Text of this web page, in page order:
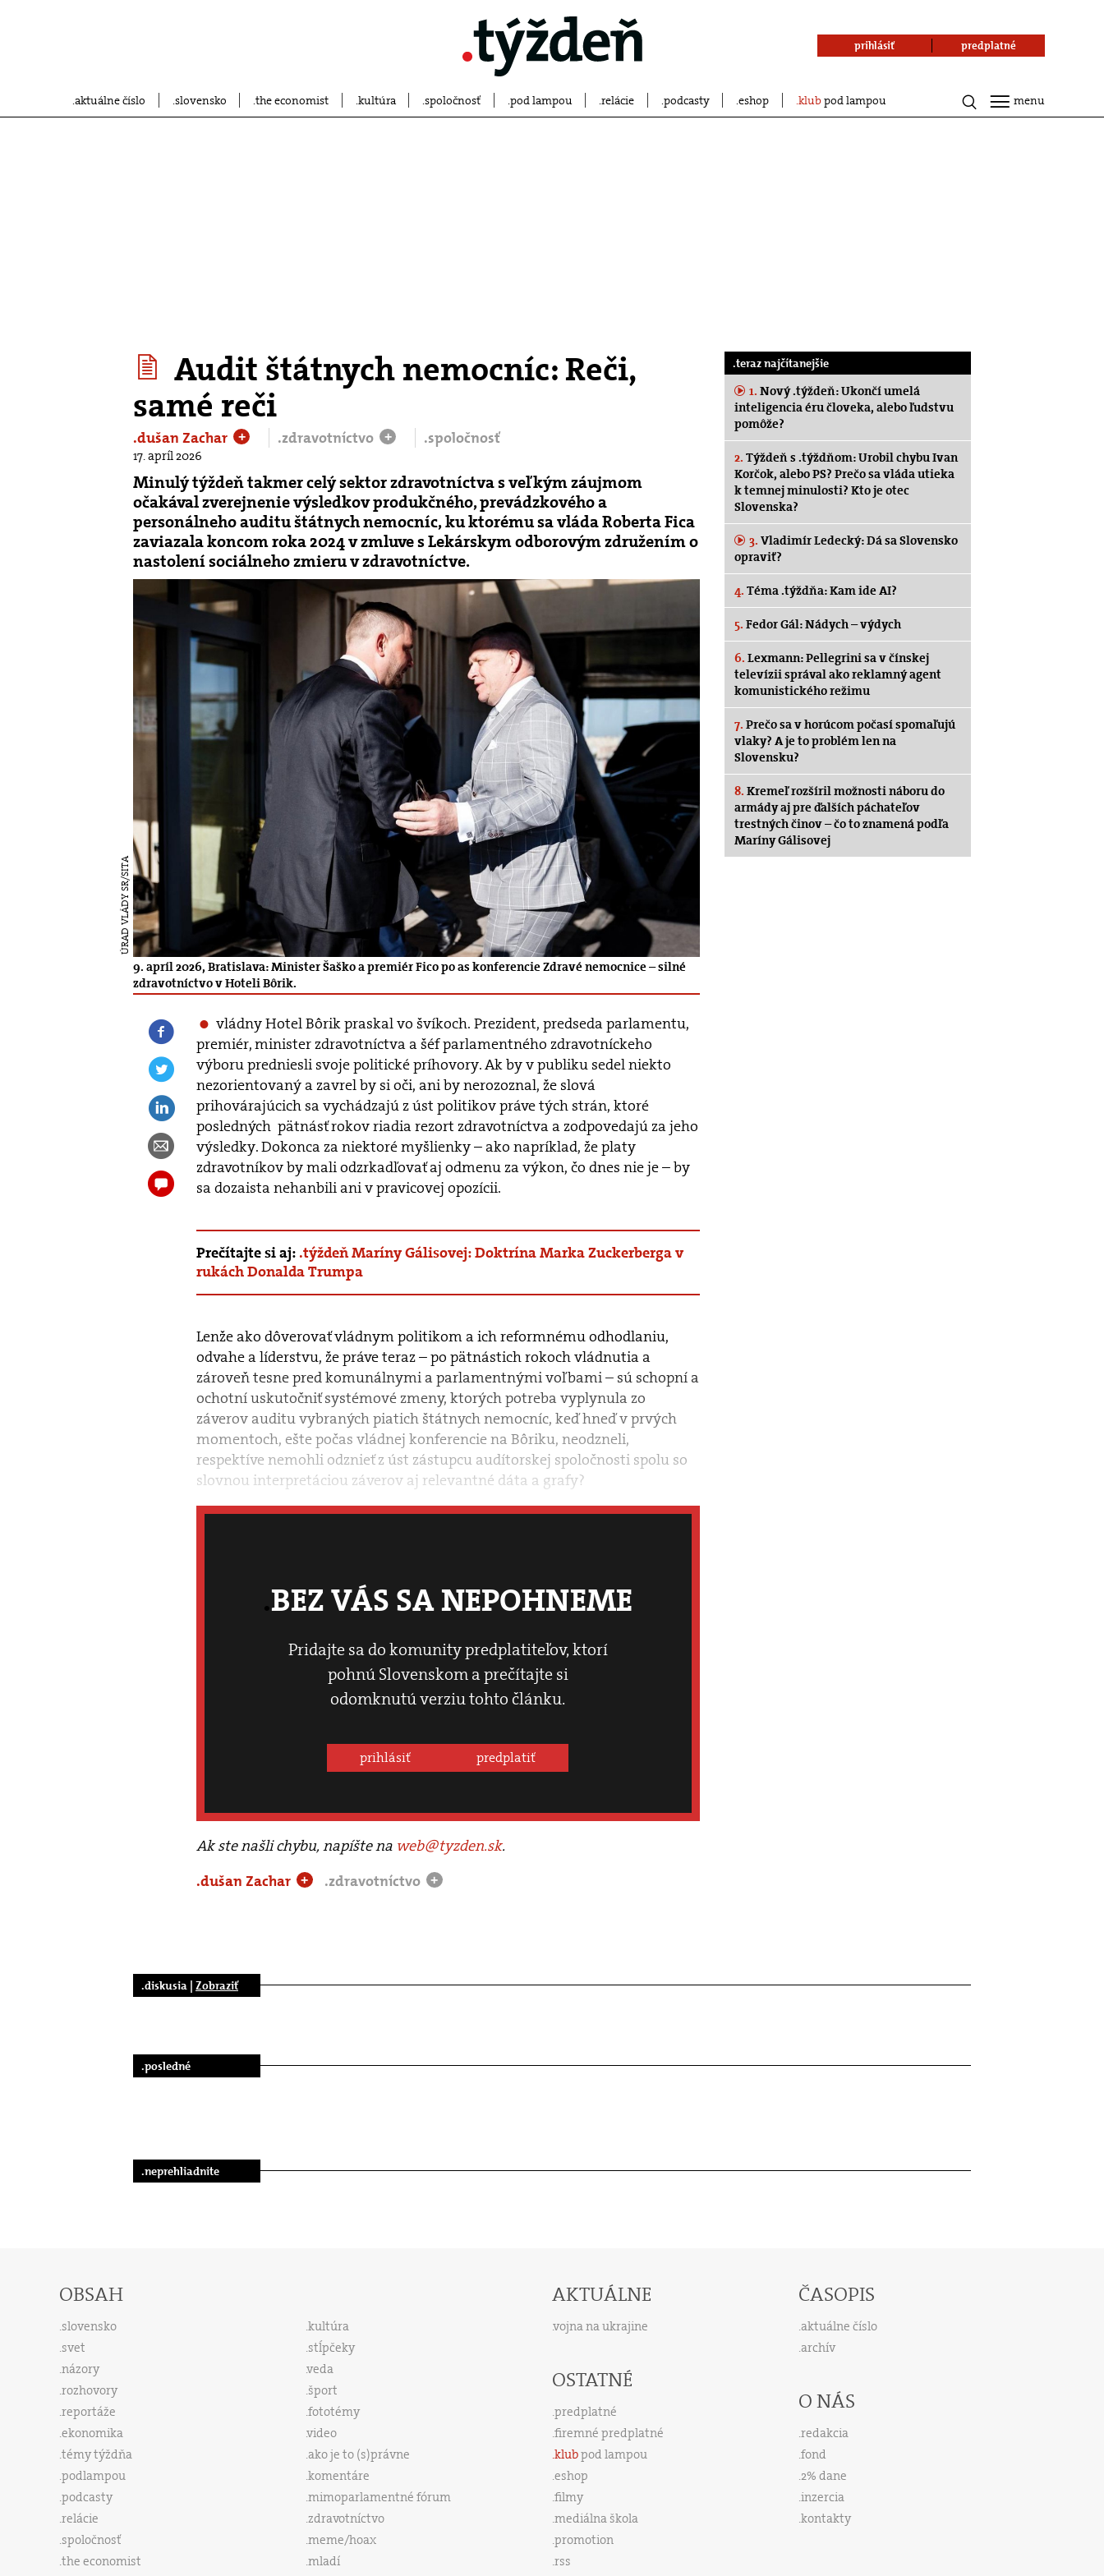
aktuálne číslo slovensko the economist kultúra spoločnosť pod lampou relácie podcasty eshop klubpod lampou
prihlásiť predplatné
menu
Audit štátnych nemocníc: Reči,
samé reči
.dušan Zachar + .zdravotníctvo + .spoločnosť
17. apríl 2026
Minulý týždeň takmer celý sektor zdravotníctva s veľkým záujmom
očakával zverejnenie výsledkov produkčného, prevádzkového a
personálneho auditu štátnych nemocníc, ku ktorému sa vláda Roberta Fica
zaviazala koncom roka 2024 v zmluve s Lekárskym odborovým združením o
nastolení sociálneho zmieru v zdravotníctve.
ÚRAD VLÁDY SR/SITA
9. apríl 2026, Bratislava: Minister Šaško a premiér Fico po as konferencie Zdravé nemocnice – silné
zdravotníctvo v Hoteli Bôrik.
vládny Hotel Bôrik praskal vo švíkoch. Prezident, predseda parlamentu,
premiér, minister zdravotníctva a šéf parlamentného zdravotníckeho
výboru predniesli svoje politické príhovory. Ak by v publiku sedel niekto
nezorientovaný a zavrel by si oči, ani by nerozoznal, že slová
prihovárajúcich sa vychádzajú z úst politikov práve tých strán, ktoré
posledných pätnásť rokov riadia rezort zdravotníctva a zodpovedajú za jeho
výsledky. Dokonca za niektoré myšlienky – ako napríklad, že platy
zdravotníkov by mali odzrkadľovať aj odmenu za výkon, čo dnes nie je – by
sa dozaista nehanbili ani v pravicovej opozícii.
Prečítajte si aj: .týždeň Maríny Gálisovej: Doktrína Marka Zuckerberga v
rukách Donalda Trumpa
Lenže ako dôverovať vládnym politikom a ich reformnému odhodlaniu,
odvahe a líderstvu, že práve teraz – po pätnástich rokoch vládnutia a
zároveň tesne pred komunálnymi a parlamentnými voľbami – sú schopní a
ochotní uskutočniť systémové zmeny, ktorých potreba vyplynula zo
záverov auditu vybraných piatich štátnych nemocníc, keď hneď v prvých
momentoch, ešte počas vládnej konferencie na Bôriku, neodzneli,
respektíve nemohli odznieť z úst zástupcu audítorskej spoločnosti spolu so
slovnou interpretáciou záverov aj relevantné dáta a grafy?
BEZ VÁS SA NEPOHNEME
Pridajte sa do komunity predplatiteľov, ktorí
pohnú Slovenskom a prečítajte si
odomknutú verziu tohto článku.
prihlásiť predplatiť
Ak ste našli chybu, napíšte na web@tyzden.sk.
.dušan Zachar
+ .zdravotníctvo +
.teraz najčítanejšie
1. Nový .týždeň: Ukončí umelá
inteligencia éru človeka, alebo ľudstvu
pomôže?
2. Týždeň s .týždňom: Urobil chybu Ivan
Korčok, alebo PS? Prečo sa vláda utieka
k temnej minulosti? Kto je otec
Slovenska?
3. Vladimír Ledecký: Dá sa Slovensko
opraviť?
4. Téma .týždňa: Kam ide AI?
5. Fedor Gál: Nádych – výdych
6. Lexmann: Pellegrini sa v čínskej
televízii správal ako reklamný agent
komunistického režimu
7. Prečo sa v horúcom počasí spomaľujú
vlaky? A je to problém len na
Slovensku?
8. Kremeľ rozšíril možnosti náboru do
armády aj pre ďalších páchateľov
trestných činov – čo to znamená podľa
Maríny Gálisovej
.diskusia | Zobraziť
.posledné
.neprehliadnite
OBSAH
slovensko
svet
názory
rozhovory
reportáže
ekonomika
témy týždňa
podlampou
podcasty
relácie
spoločnosť
the economist
kultúra
stĺpčeky
veda
šport
fototémy
video
ako je to (s)právne
komentáre
mimoparlamentné fórum
zdravotníctvo
meme/hoax
mladí
AKTUÁLNE
vojna na ukrajine
OSTATNÉ
predplatné
firemné predplatné
klubpod lampou
eshop
filmy
mediálna škola
promotion
rss
ČASOPIS
aktuálne číslo
archív
O NÁS
redakcia
fond
2% dane
inzercia
kontakty